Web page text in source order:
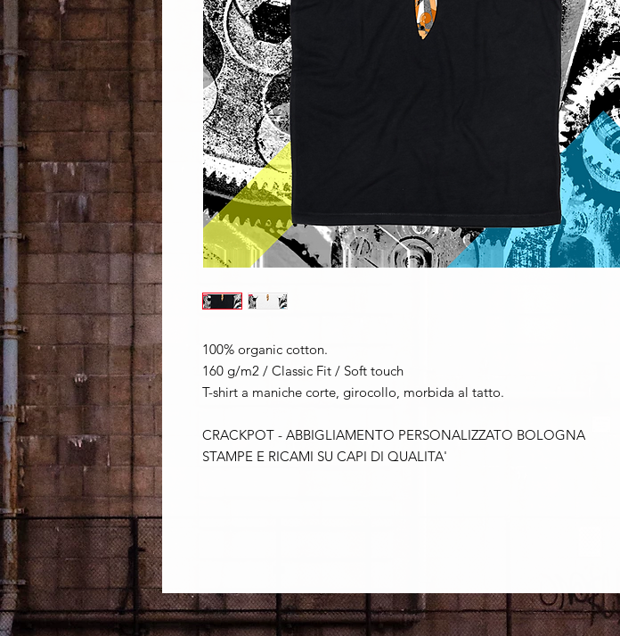
100% organic cotton.
160 g/m2 / Classic Fit / Soft touch
T-shirt a maniche corte, girocollo, morbida al tatto.
CRACKPOT - ABBIGLIAMENTO PERSONALIZZATO BOLOGNA
STAMPE E RICAMI SU CAPI DI QUALITA'